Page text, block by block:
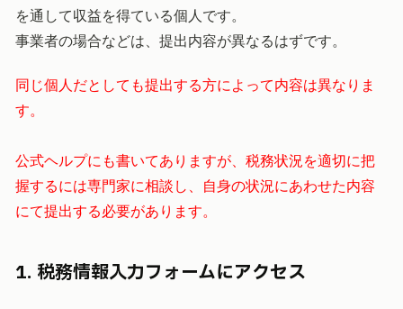
を通して収益を得ている個人です。
事業者の場合などは、提出内容が異なるはずです。
同じ個人だとしても提出する方によって内容は異なりま
す。
公式ヘルプにも書いてありますが、税務状況を適切に把
握するには専門家に相談し、自身の状況にあわせた内容
にて提出する必要があります。
1. 税務情報入力フォームにアクセス